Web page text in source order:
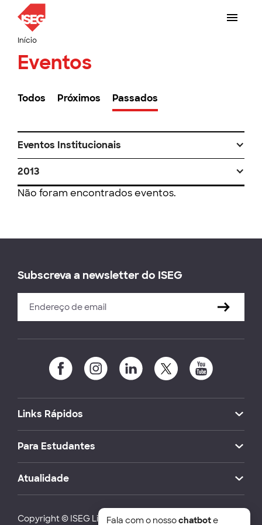
Início
Eventos
Todos Próximos Passados
Eventos Institucionais
2013
Não foram encontrados eventos.
Subscreva a newsletter do ISEG
Links Rápidos
Para Estudantes
Atualidade
Copyright © ISEG Lisbon School of Economics and
Fala com o nossochatbote